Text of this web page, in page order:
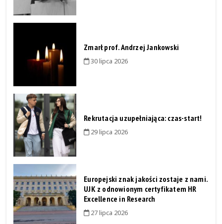
Zmarł prof. Andrzej Jankowski
30 lipca 2026
Rekrutacja uzupełniająca: czas-start!
29 lipca 2026
Europejski znak jakości zostaje z nami.
UJK z odnowionym certyfikatem HR
Excellence in Research
27 lipca 2026